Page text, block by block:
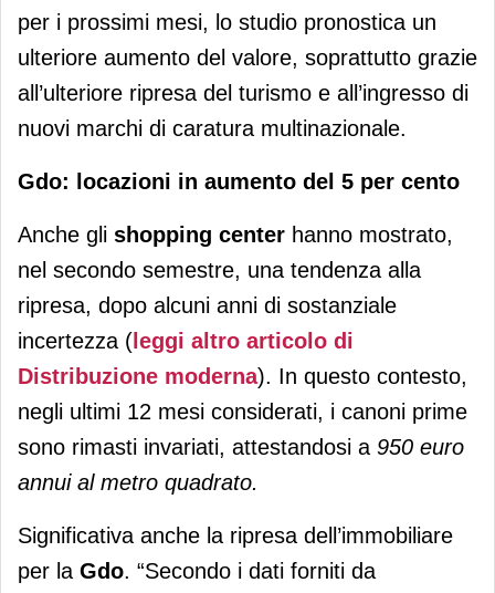
per i prossimi mesi, lo studio pronostica un
ulteriore aumento del valore, soprattutto grazie
all’ulteriore ripresa del turismo e all’ingresso di
nuovi marchi di caratura multinazionale.
Gdo: locazioni in aumento del 5 per cento
Anche gli shopping center hanno mostrato,
nel secondo semestre, una tendenza alla
ripresa, dopo alcuni anni di sostanziale
incertezza ( leggi altro articolo di
Distribuzione moderna). In questo contesto,
negli ultimi 12 mesi considerati, i canoni prime
sono rimasti invariati, attestandosi a 950 euro
annui al metro quadrato.
Significativa anche la ripresa dell’immobiliare
per la Gdo. “Secondo i dati forniti da